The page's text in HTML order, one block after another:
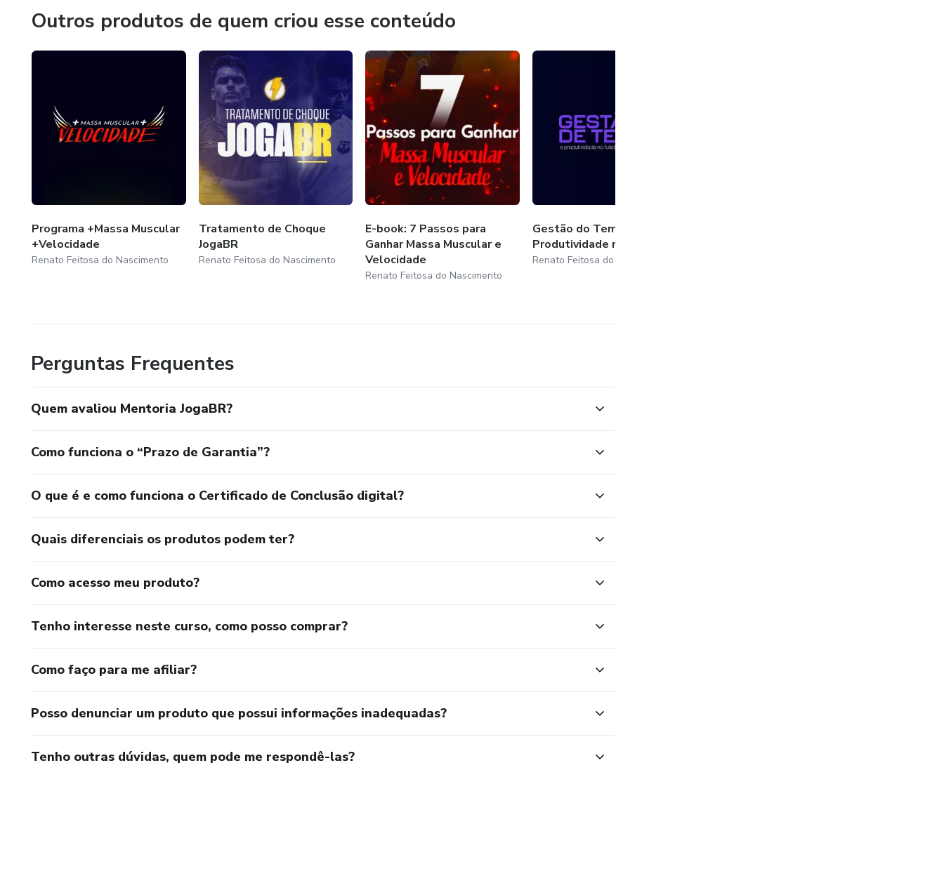
Outros produtos de quem criou esse conteúdo
Programa +Massa Muscular
+Velocidade
Renato Feitosa do Nascimento
Tratamento de Choque
JogaBR
Renato Feitosa do Nascimento
E-book: 7 Passos para
Ganhar Massa Muscular e
Velocidade
Renato Feitosa do Nascimento
Gestão do Tempo e
Produtividade no Futebol
Renato Feitosa do Nascimento
Perguntas Frequentes
Quem avaliou Mentoria JogaBR?
Como funciona o “Prazo de Garantia”?
O que é e como funciona o Certificado de Conclusão digital?
Quais diferenciais os produtos podem ter?
Como acesso meu produto?
Tenho interesse neste curso, como posso comprar?
Como faço para me afiliar?
Posso denunciar um produto que possui informações inadequadas?
Tenho outras dúvidas, quem pode me respondê-las?